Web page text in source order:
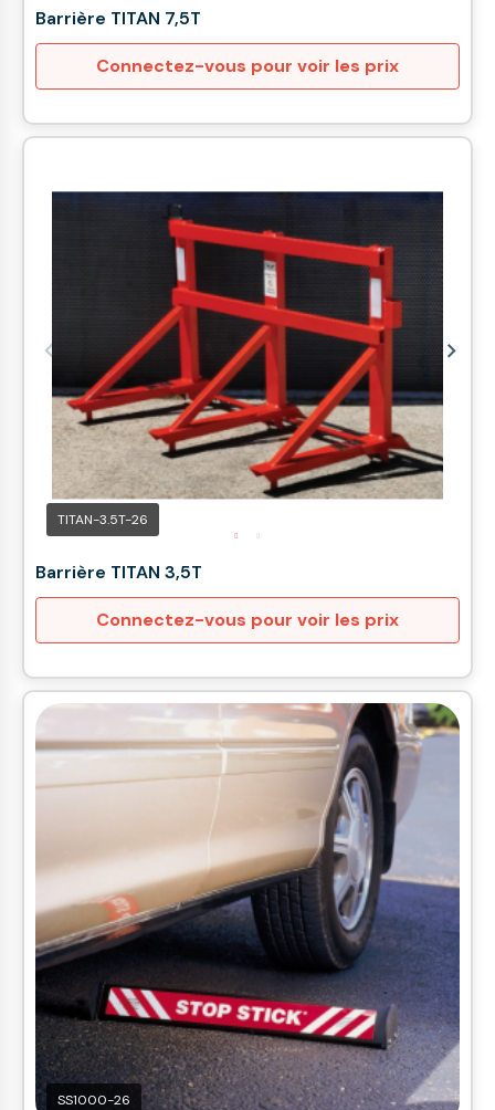
Barrière TITAN 7,5T
Connectez-vous pour voir les prix
TITAN-3.5T-26
Barrière TITAN 3,5T
Connectez-vous pour voir les prix
SS1000-26